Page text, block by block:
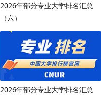
2026年部分专业大学排名汇总
（六）
2026年部分专业大学排名汇总